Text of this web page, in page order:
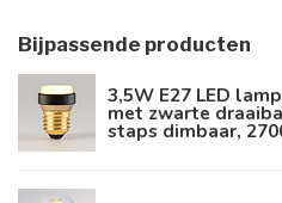
Bijpassende producten
3,5W E27 LED
met zwarte
staps dimbaar,